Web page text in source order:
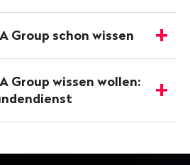
Group schon wissen
Group wissen wollen: